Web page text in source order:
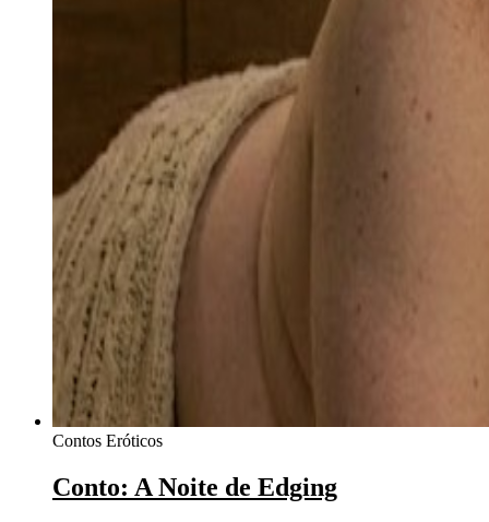
Contos Eróticos
Conto: A Noite de Edging